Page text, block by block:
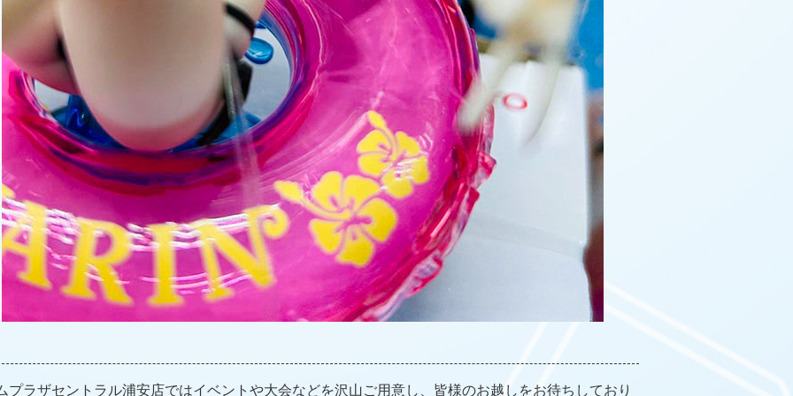
プラザセントラル浦安店ではイベントや大会などを沢山ご用意し、皆様のお越しをお待ちしており